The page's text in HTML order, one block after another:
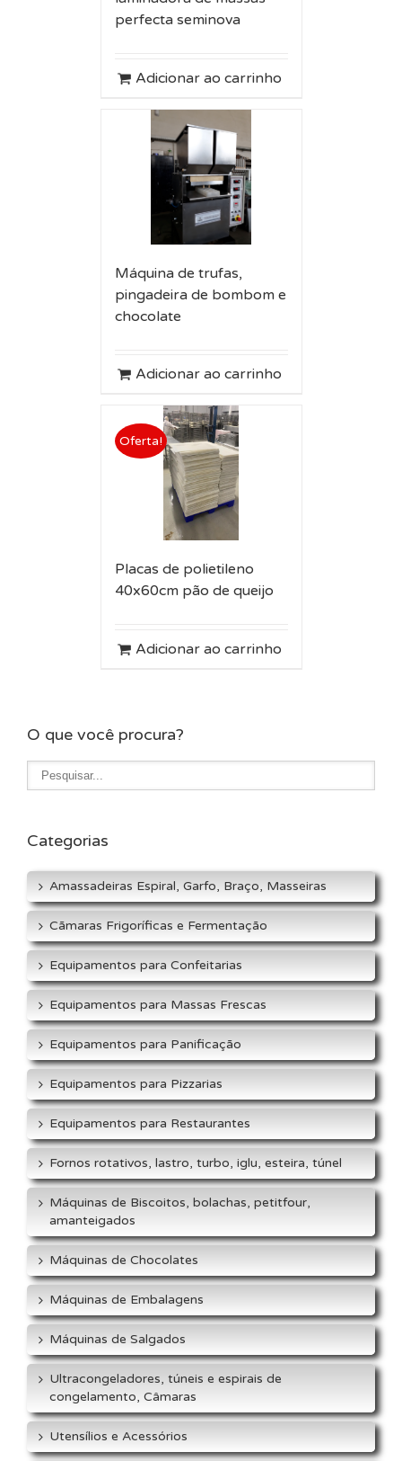
perfecta seminova
Adicionar ao carrinho
Máquina de trufas,
pingadeira de bombom e
chocolate
Adicionar ao carrinho
Oferta!
Placas de polietileno
40x60cm pão de queijo
Adicionar ao carrinho
O que você procura?
Categorias
Amassadeiras Espiral, Garfo, Braço, Masseiras
Cãmaras Frigoríficas e Fermentação
Equipamentos para Confeitarias
Equipamentos para Massas Frescas
Equipamentos para Panificação
Equipamentos para Pizzarias
Equipamentos para Restaurantes
Fornos rotativos, lastro, turbo, iglu, esteira, túnel
Máquinas de Biscoitos, bolachas, petitfour,
amanteigados
Máquinas de Chocolates
Máquinas de Embalagens
Máquinas de Salgados
Ultracongeladores, túneis e espirais de
congelamento, Câmaras
Utensílios e Acessórios